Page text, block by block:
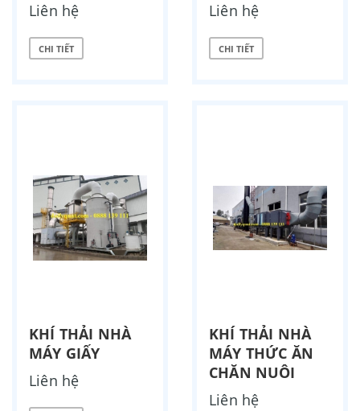
Liên hệ
CHI TIẾT
Liên hệ
CHI TIẾT
KHÍ THẢI NHÀ
MÁY GIẤY
Liên hệ
KHÍ THẢI NHÀ
MÁY THỨC ĂN
CHĂN NUÔI
Liên hệ